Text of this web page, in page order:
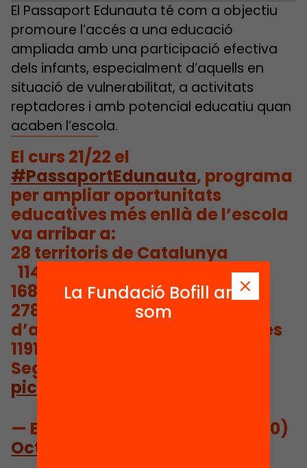
El Passaport Edunauta té com a objectiu
promoure l’accés a una educació
ampliada amb una participació efectiva
dels infants, especialment d’aquells en
situació de vulnerabilitat, a activitats
reptadores i amb potencial educatiu quan
acaben l’escola.
El curs 21/22 el
#PassaportEdunauta, programa
per ampliar oportunitats
educatives més enllà de l’escola
va arribar a:
28 territoris de Catalunya
‍ ‍ 11439 infants
168 escoles que l’utilitzen
278 destinacions
d’aprenentatges compromeses
1191 activitats
Seguim creixent!
pic.twitter.com/RWHFi1fEMW
— Educació360 (@educacio360)
October 28, 2022
La Fundació Bofill ara
som